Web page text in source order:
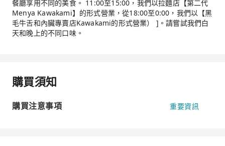
餐廳享用不同的美食。 11:00至15:00，我們以拉麵店【第二代
Menya Kawakami】的形式營業，從18:00至0:00，我們以【黑
毛牛舌和內臟專賣店Kawakami的形式營業） ]。請嘗試我們白
天和晚上的不同口味。
購買須知
購買注意事項 重要資訊